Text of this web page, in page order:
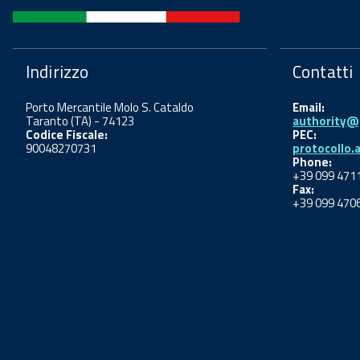
Indirizzo
Porto Mercantile Molo S. Cataldo
Taranto (TA) - 74123
Codice Fiscale:
90048270731
Contatti
Email:
PEC:
Phone:
+39 099
Fax:
+39 099